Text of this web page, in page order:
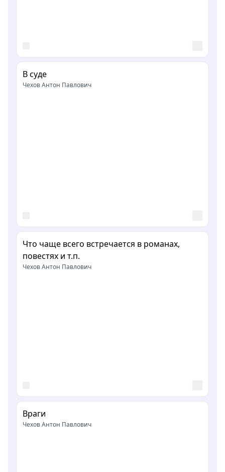
В суде
Чехов Антон Павлович
Что чаще всего встречается в романах,
повестях и т.п.
Чехов Антон Павлович
Враги
Чехов Антон Павлович